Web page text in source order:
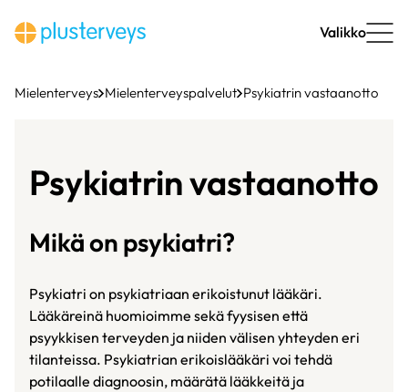
sisältöön
Valikko
Mielenterveys Mielenterveyspalvelut Psykiatrin vastaanotto
Psykiatrin vastaanotto
Mikä on psykiatri?
Psykiatri on psykiatriaan erikoistunut lääkäri.
Lääkäreinä huomioimme sekä fyysisen että
psyykkisen terveyden ja niiden välisen yhteyden eri
tilanteissa. Psykiatrian erikoislääkäri voi tehdä
potilaalle diagnoosin, määrätä lääkkeitä ja